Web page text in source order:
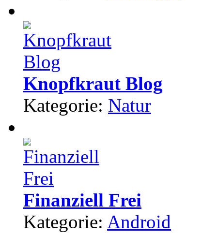
Knopfkraut Blog
Kategorie: Natur
Finanziell Frei
Kategorie: Android